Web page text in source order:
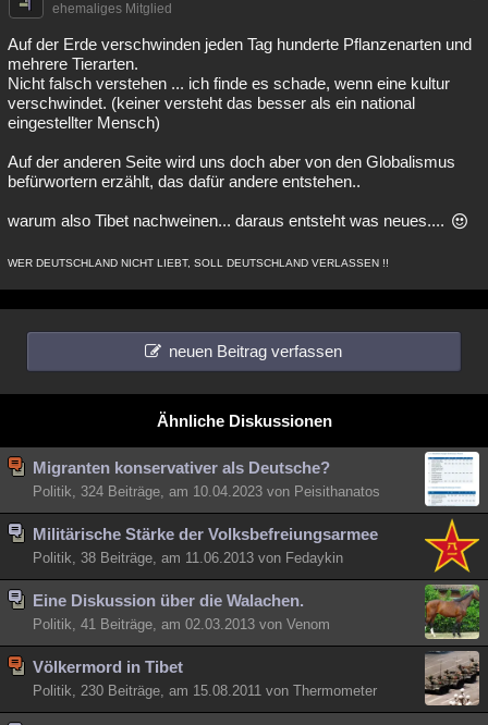
ehemaliges Mitglied
Auf der Erde verschwinden jeden Tag hunderte Pflanzenarten und
mehrere Tierarten.
Nicht falsch verstehen ... ich finde es schade, wenn eine kultur
verschwindet. (keiner versteht das besser als ein national
eingestellter Mensch)
Auf der anderen Seite wird uns doch aber von den Globalismus
befürwortern erzählt, das dafür andere entstehen..
warum also Tibet nachweinen... daraus entsteht was neues....
WER DEUTSCHLAND NICHT LIEBT, SOLL DEUTSCHLAND VERLASSEN !!
neuen Beitrag verfassen
Ähnliche Diskussionen
Migranten konservativer als Deutsche?
Politik, 324 Beiträge, am 10.04.2023 von Peisithanatos
Militärische Stärke der Volksbefreiungsarmee
Politik, 38 Beiträge, am 11.06.2013 von Fedaykin
Eine Diskussion über die Walachen.
Politik, 41 Beiträge, am 02.03.2013 von Venom
Völkermord in Tibet
Politik, 230 Beiträge, am 15.08.2011 von Thermometer